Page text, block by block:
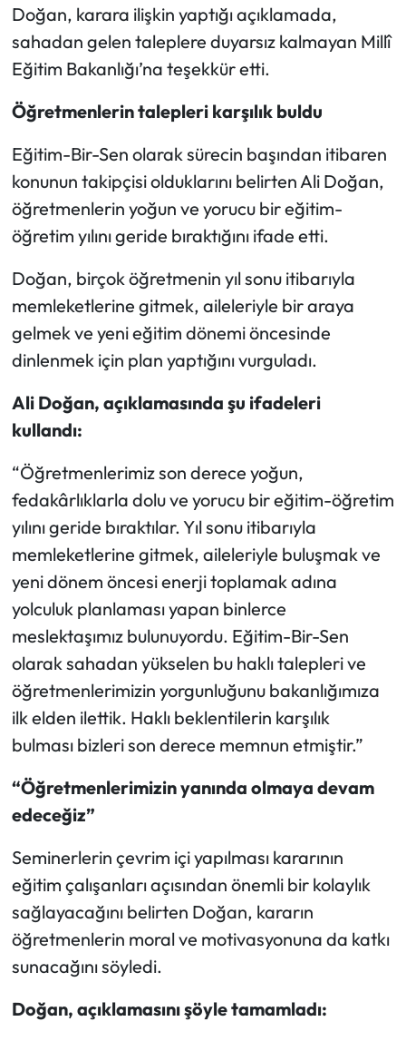
Doğan, karara ilişkin yaptığı açıklamada,
sahadan gelen taleplere duyarsız kalmayan Millî
Eğitim Bakanlığı’na teşekkür etti.
Öğretmenlerin talepleri karşılık buldu
Eğitim-Bir-Sen olarak sürecin başından itibaren
konunun takipçisi olduklarını belirten Ali Doğan,
öğretmenlerin yoğun ve yorucu bir eğitim-
öğretim yılını geride bıraktığını ifade etti.
Doğan, birçok öğretmenin yıl sonu itibarıyla
memleketlerine gitmek, aileleriyle bir araya
gelmek ve yeni eğitim dönemi öncesinde
dinlenmek için plan yaptığını vurguladı.
Ali Doğan, açıklamasında şu ifadeleri
kullandı:
“Öğretmenlerimiz son derece yoğun,
fedakârlıklarla dolu ve yorucu bir eğitim-öğretim
yılını geride bıraktılar. Yıl sonu itibarıyla
memleketlerine gitmek, aileleriyle buluşmak ve
yeni dönem öncesi enerji toplamak adına
yolculuk planlaması yapan binlerce
meslektaşımız bulunuyordu. Eğitim-Bir-Sen
olarak sahadan yükselen bu haklı talepleri ve
öğretmenlerimizin yorgunluğunu bakanlığımıza
ilk elden ilettik. Haklı beklentilerin karşılık
bulması bizleri son derece memnun etmiştir.”
“Öğretmenlerimizin yanında olmaya devam
edeceğiz”
Seminerlerin çevrim içi yapılması kararının
eğitim çalışanları açısından önemli bir kolaylık
sağlayacağını belirten Doğan, kararın
öğretmenlerin moral ve motivasyonuna da katkı
sunacağını söyledi.
Doğan, açıklamasını şöyle tamamladı:
Laçin Haberleri
Magazin
Mecitözü Haberleri
Oğuzlar Haberleri
Ortaköy Haberleri
Otomotiv
Resmi İlan
Resmi Reklam
Sağlık
Siyaset
Spor
Sungurlu Haberleri
Turizm
Uğurludağ Haberleri
Yaşam
Yemek Tarifleri
Yerel Haberler